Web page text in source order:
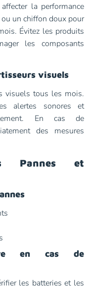
la performance
un chiffon doux pour
Évitez les produits
les composants
visuels
visuels tous les mois.
alertes sonores et
En cas de
des mesures
Pannes et
en cas de
les batteries et les